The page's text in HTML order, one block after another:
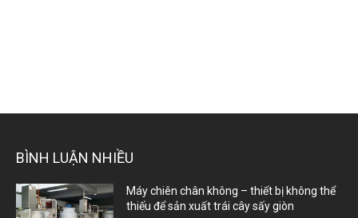
BÌNH LUẬN NHIỀU
Máy chiên chân không – thiết bị không thể
thiếu để sản xuất trái cây sấy giòn